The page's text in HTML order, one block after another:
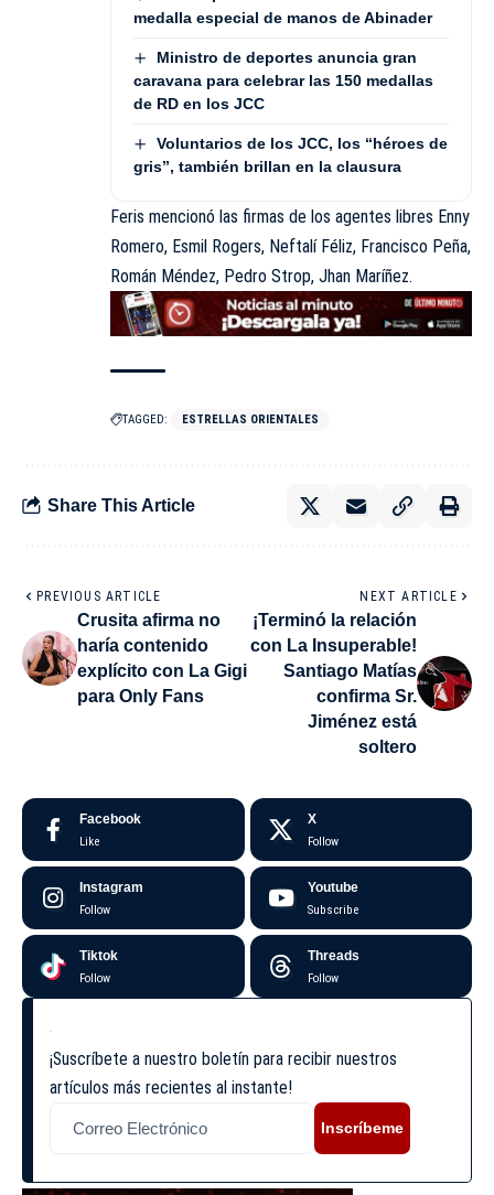
medalla especial de manos de Abinader
Ministro de deportes anuncia gran
caravana para celebrar las 150 medallas
de RD en los JCC
Voluntarios de los JCC, los “héroes de
gris”, también brillan en la clausura
Feris mencionó las firmas de los agentes libres Enny
Romero, Esmil Rogers, Neftalí Féliz, Francisco Peña,
Román Méndez, Pedro Strop, Jhan Maríñez.
TAGGED: ESTRELLAS ORIENTALES
Share This Article
PREVIOUS ARTICLE
Crusita afirma no
haría contenido
explícito con La Gigi
para Only Fans
NEXT ARTICLE
¡Terminó la relación
con La Insuperable!
Santiago Matías
confirma Sr.
Jiménez está
soltero
Facebook
Like
X
Follow
Instagram
Follow
Youtube
Subscribe
Tiktok
Follow
Threads
Follow
¡Suscríbete a nuestro boletín para recibir nuestros
artículos más recientes al instante!
Inscríbeme